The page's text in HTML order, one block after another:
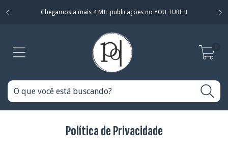
Chegamos a mais 4 MIL publicações no YOU TUBE !!
Política de Privacidade